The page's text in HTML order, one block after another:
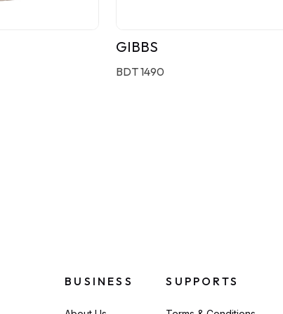
GIBBS
BDT 1490
BUSINESS SUPPORTS